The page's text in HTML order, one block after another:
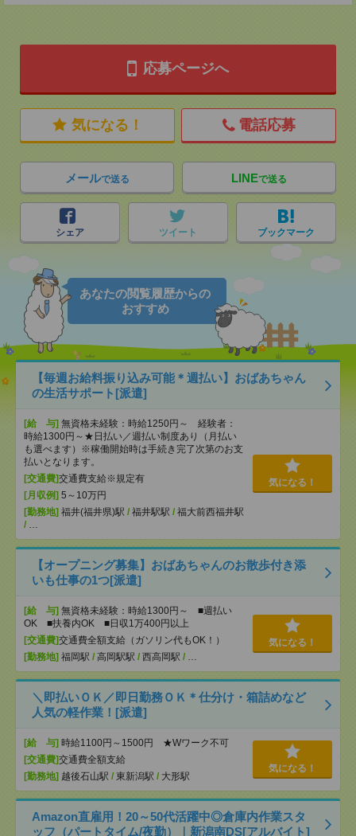
応募ページへ
気になる！ 電話応募
メールで送る LINEで送る
シェア ツイート ブックマーク
あなたの閲覧履歴からの
おすすめ
【毎週お給料振り込み可能＊週払い】おばあちゃん
の生活サポート[派遣]
[給 与] 無資格未経験：時給1250円～ 経験者：
時給1300円～★日払い／週払い制度あり（月払い
も選べます）※稼働開始時は手続き完了次第のお支
払いとなります。
[交通費]交通費支給※規定有
[月収例] 5～10万円
[勤務地] 福井(福井県)駅 / 福井駅駅 / 福大前西福井駅
/ …
気になる！
【オープニング募集】おばあちゃんのお散歩付き添
いも仕事の1つ[派遣]
[給 与] 無資格未経験：時給1300円～ ■週払い
OK ■扶養内OK ■日収1万400円以上
[交通費]交通費全額支給（ガソリン代もOK！）
[勤務地] 福岡駅 / 高岡駅駅 / 西高岡駅 / …
気になる！
＼即払いＯＫ／即日勤務ＯＫ＊仕分け・箱詰めなど
人気の軽作業！[派遣]
[給 与] 時給1100円～1500円 ★Wワーク不可
[交通費]交通費全額支給
[勤務地] 越後石山駅 / 東新潟駅 / 大形駅
気になる！
Amazon直雇用！20～50代活躍中◎倉庫内作業スタ
ッフ（パートタイム/夜勤）｜新潟南DS[アルバイト]